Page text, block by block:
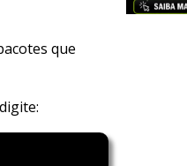
que